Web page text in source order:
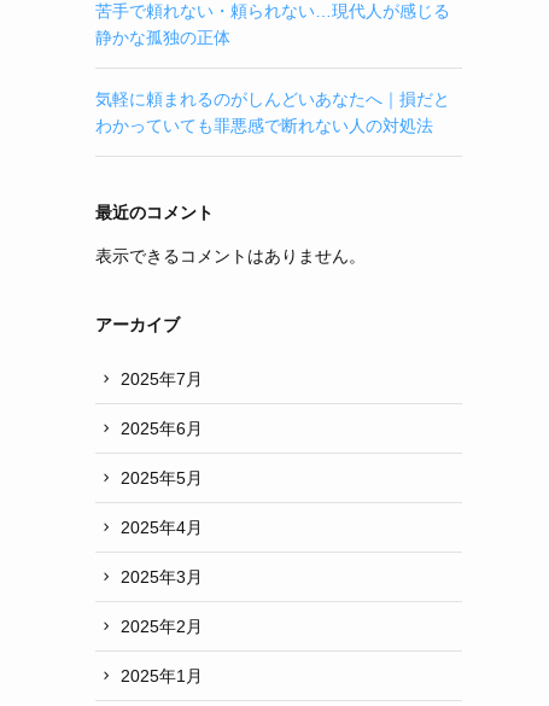
苦手で頼れない・頼られない…現代人が感じる
静かな孤独の正体
気軽に頼まれるのがしんどいあなたへ｜損だと
わかっていても罪悪感で断れない人の対処法
最近のコメント
表示できるコメントはありません。
アーカイブ
2025年7月
2025年6月
2025年5月
2025年4月
2025年3月
2025年2月
2025年1月